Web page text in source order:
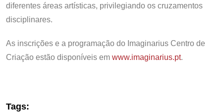
diferentes áreas artísticas, privilegiando os cruzamentos
disciplinares.
As inscrições e a programação do Imaginarius Centro de
Criação estão disponíveis em www.imaginarius.pt.
Tags: